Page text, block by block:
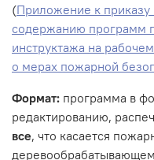
(Приложение к
содержанию программ
инструктажа на
о мерах пожарной
Формат: программа в
редактированию,
все, что касается